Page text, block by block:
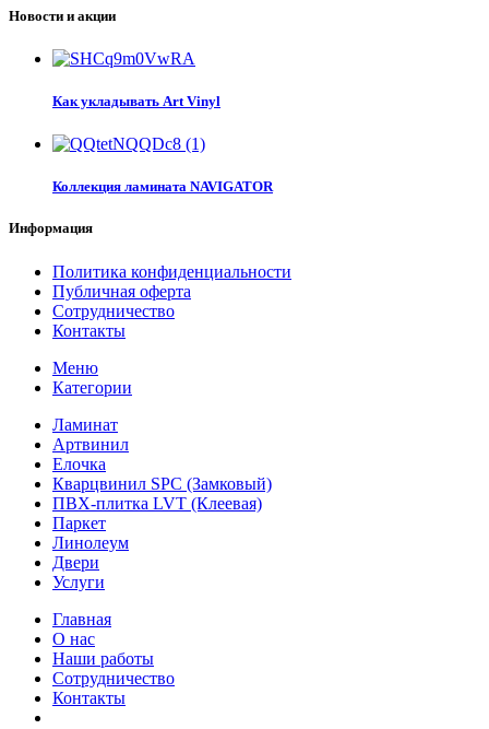
Новости и акции
Как укладывать Art Vinyl
Коллекция ламината NAVIGATOR
Информация
Политика конфиденциальности
Публичная оферта
Сотрудничество
Контакты
Меню
Категории
Ламинат
Артвинил
Елочка
Кварцвинил SPC (Замковый)
ПВХ-плитка LVT (Клеевая)
Паркет
Линолеум
Двери
Услуги
Главная
О нас
Наши работы
Сотрудничество
Контакты